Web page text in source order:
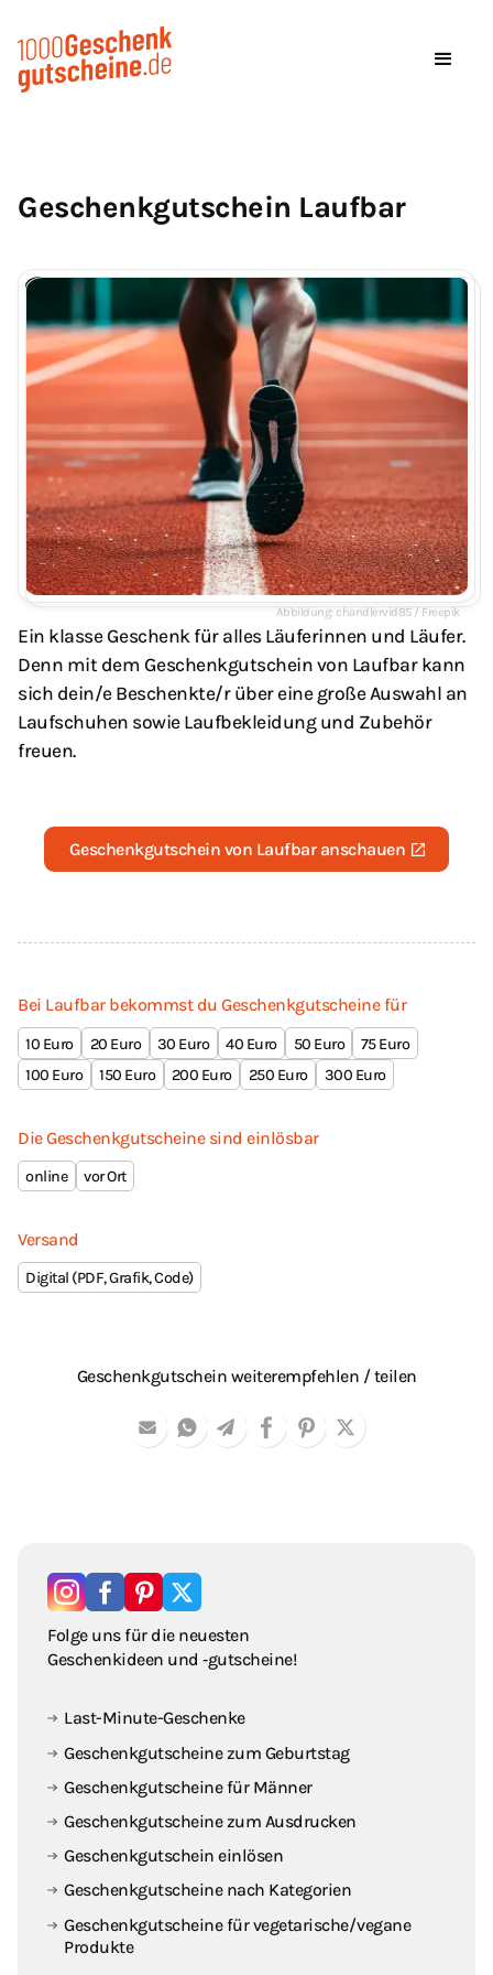
Geschenkgutschein Laufbar
Ein klasse Geschenk für alles Läuferinnen und Läufer.
Denn mit dem Geschenkgutschein von Laufbar kann
sich dein/e Beschenkte/r über eine große Auswahl an
Laufschuhen sowie Laufbekleidung und Zubehör
freuen.
Geschenkgutschein von Laufbar anschauen
Bei Laufbar bekommst du Geschenkgutscheine für
10 20 30 40 50
75
100
150 200 250 300
Die Geschenkgutscheine sind einlösbar
online vor Ort
Versand
Digital (PDF, Grafik, Code)
chandlervid85 / Freepik
Geschenkgutschein weiterempfehlen / teilen
Folge uns für die neuesten
Geschenkideen und ‑gutscheine!
Last-Minute-Geschenke
Geschenkgutscheine zum Geburtstag
Geschenkgutscheine für Männer
Geschenkgutscheine zum Ausdrucken
Geschenkgutschein einlösen
Geschenkgutscheine nach Kategorien
Geschenkgutscheine für vegetarische / vegane
Produkte